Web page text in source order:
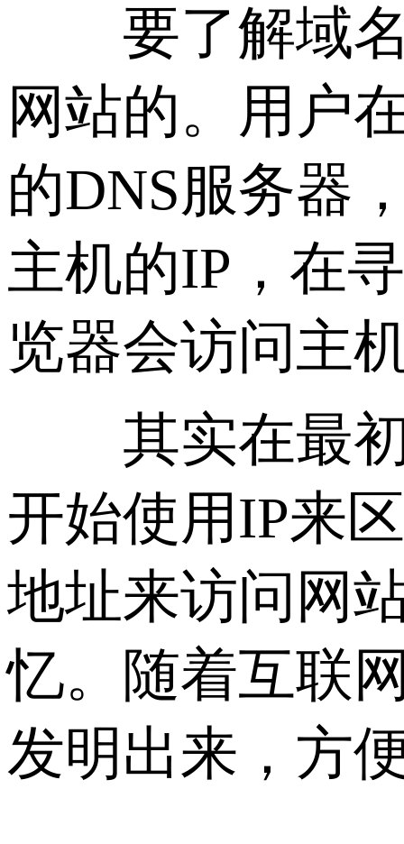
要了解域名
网站的。用户
的DNS服务器
主机的IP，在
览器会访问主
其实在最初
开始使用IP来
地址来访问网
忆。随着互联
发明出来，方